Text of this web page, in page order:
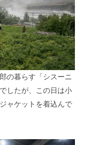
の暮らす「シスーニ
したが、この日は小
ャケットを着込んで